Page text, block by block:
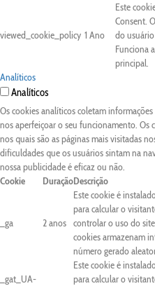
viewed_cookie_policy 1 Ano
Este
Consent.
do
Funciona
principal.
Analíticos
Analíticos
Os cookies analíticos coletam
nos aperfeiçoar o seu funcionamento.
nos quais são as páginas mais visitadas
dificuldades que os usuários sintam na
nossa publicidade é eficaz ou não.
Cookie
DuraçãoDescrição
_ga 2 anos
Este cookie é
para calcular o
controlar o uso do
cookies armazenam
número gerado
_gat_UA-
Este cookie é
para calcular o